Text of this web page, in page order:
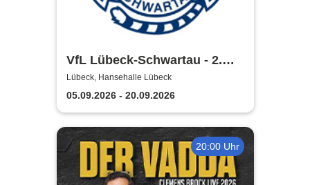
VfL Lübeck-Schwartau - 2.
Handball Bundesliga Saison
2026/2027
Lübeck, Hansehalle Lübeck
05.09.2026 - 20.09.2026
20:00 Uhr